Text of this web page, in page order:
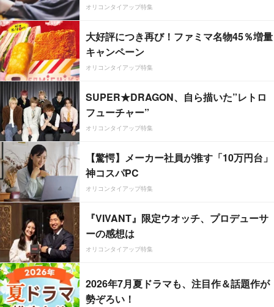
オリコンタイアップ特集
大好評につき再び！ファミマ名物45％増量
キャンペーン
オリコンタイアップ特集
SUPER★DRAGON、自ら描いた”レトロ
フューチャー”
オリコンタイアップ特集
【驚愕】メーカー社員が推す「10万円台」
神コスパPC
オリコンタイアップ特集
『VIVANT』限定ウオッチ、プロデューサ
ーの感想は
オリコンタイアップ特集
2026年7月夏ドラマも、注目作＆話題作が
勢ぞろい！